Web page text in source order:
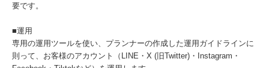
要です。
■運用
専用の運用ツールを使い、プランナーの作成した運用ガイドラインに
則って、お客様のアカウント（LINE・X (旧Twitter)・Instagram・